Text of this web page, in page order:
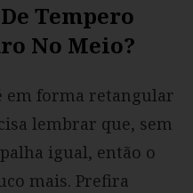
Tempero
No Meio?
em forma retangular
lembrar que, sem
igual, então o
mais. Prefira